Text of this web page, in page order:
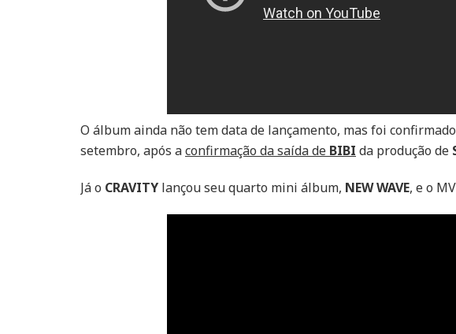
O álbum ainda não tem data de lançamento, mas foi
setembro, após aconfirmação da saída de BIBI da produção de
Já o CRAVITY lançou seu quarto mini álbum, NEW WAVE, e o